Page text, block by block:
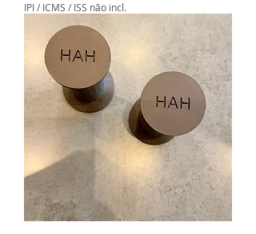
IPI / ICMS / ISS não incl.